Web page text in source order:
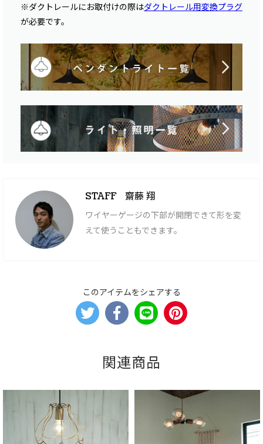
※ダクトレールにお取付けの際はダクトレール用変換プラグ
が必要です。
STAFF 齋藤 翔
ワイヤーゲージの下部が開閉できて形を変
えて使うこともできます。
このアイテムをシェアする
関連商品